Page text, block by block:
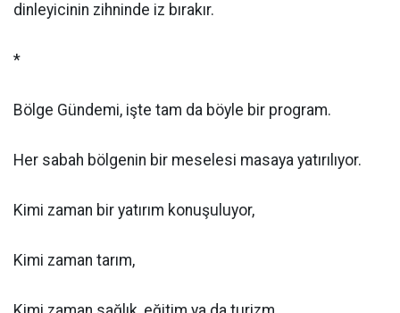
dinleyicinin zihninde iz bırakır.
*
Bölge Gündemi, işte tam da böyle bir program.
Her sabah bölgenin bir meselesi masaya yatırılıyor.
Kimi zaman bir yatırım konuşuluyor,
Kimi zaman tarım,